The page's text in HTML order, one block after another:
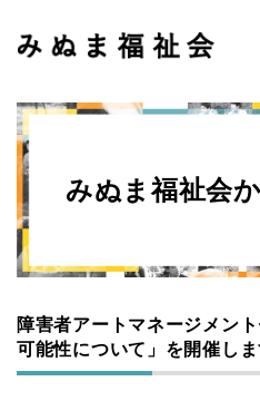
みぬま福祉会
障害者アートマネージメン
可能性について」を開催しま